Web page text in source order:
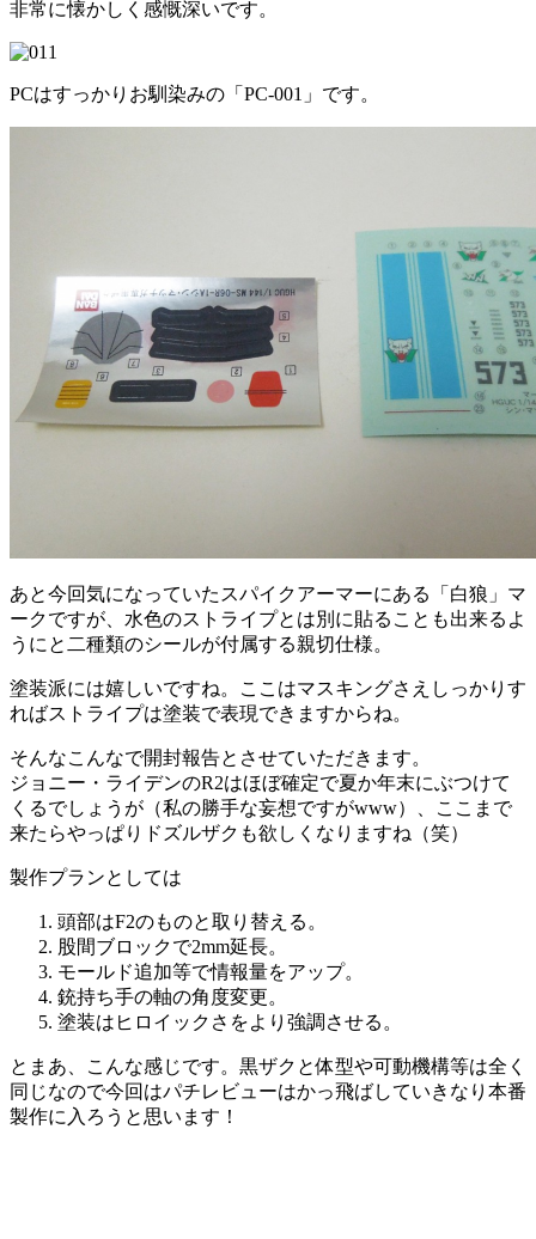
非常に懐かしく感慨深いです。
PCはすっかりお馴染みの「PC-001」です。
あと今回気になっていたスパイクアーマーにある「白狼」マ
ークですが、水色のストライプとは別に貼ることも出来るよ
うにと二種類のシールが付属する親切仕様。
塗装派には嬉しいですね。ここはマスキングさえしっかりす
ればストライプは塗装で表現できますからね。
そんなこんなで開封報告とさせていただきます。
ジョニー・ライデンのR2はほぼ確定で夏か年末にぶつけて
くるでしょうが（私の勝手な妄想ですがwww）、ここまで
来たらやっぱりドズルザクも欲しくなりますね（笑）
製作プランとしては
頭部はF2のものと取り替える。
股間ブロックで2mm延長。
モールド追加等で情報量をアップ。
銃持ち手の軸の角度変更。
塗装はヒロイックさをより強調させる。
とまあ、こんな感じです。黒ザクと体型や可動機構等は全く
同じなので今回はパチレビューはかっ飛ばしていきなり本番
製作に入ろうと思います！